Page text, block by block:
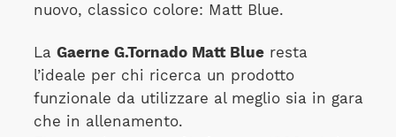
nuovo, classico colore: Matt Blue.
La Gaerne G.Tornado Matt Blueresta
l’ideale per chi ricerca un prodotto
funzionale da utilizzare al meglio sia in gara
che in allenamento.